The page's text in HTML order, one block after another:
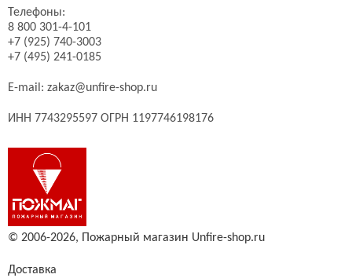
Телефоны:
8 800 301-4-101
+7 (925) 740-3003
+7 (495) 241-0185
E-mail: zakaz@unfire-shop.ru
ИНН 7743295597 ОГРН 1197746198176
© 2006-2026, Пожарный магазин Unfire-shop.ru
Доставка